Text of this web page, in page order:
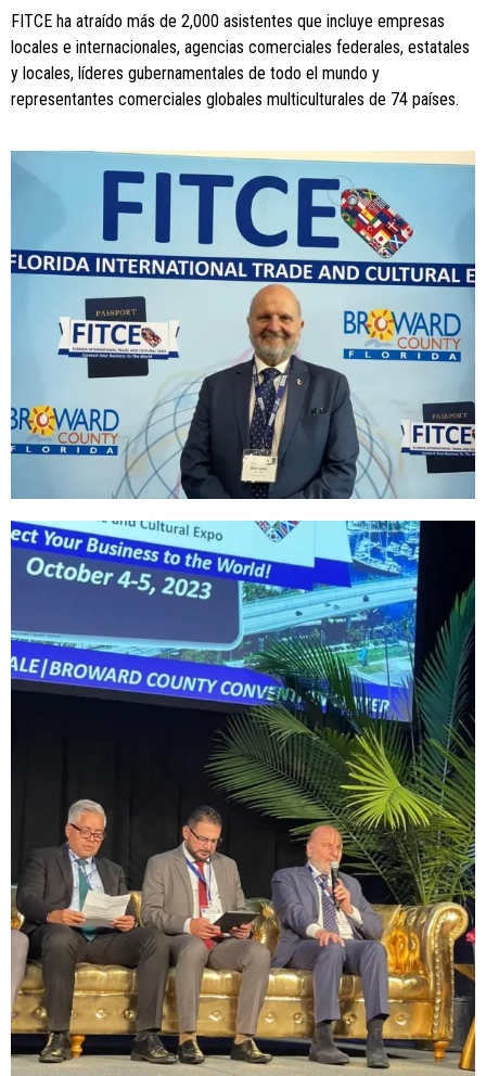
FITCE ha atraído más de 2,000 asistentes que incluye empresas
locales e internacionales, agencias comerciales federales, estatales
y locales, líderes gubernamentales de todo el mundo y
representantes comerciales globales multiculturales de 74 países.